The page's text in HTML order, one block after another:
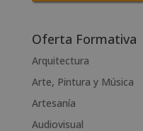
l
e
r
n
Oferta Formativa
Arquitectura
Arte, Pintura y Música
Artesanía
Audiovisual